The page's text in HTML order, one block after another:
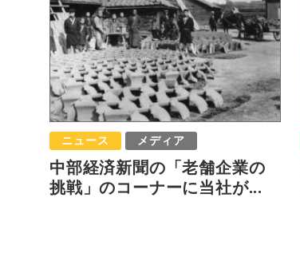
ニュース メディア
中部経済新聞の「老舗企業の
挑戦」のコーナーに当社が...